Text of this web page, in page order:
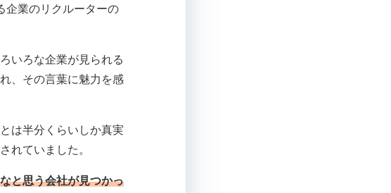
企業のリクルーターの
いろな企業が見られる
、その言葉に魅力を感
は半分くらいしか真実
れていました。
と思う会社が見つかっ